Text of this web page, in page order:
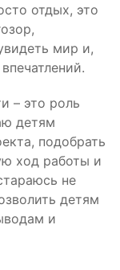
отдых, это
мир и,
– это роль
детям
подобрать
ход работы и
не
детям
и